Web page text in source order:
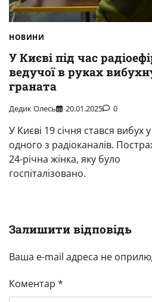
НОВИНИ
У Києві під час
ведучої в руках
граната
Дедик Олесь 20.01.2025 0
У Києві 19 січня стався вибух у
одного з радіоканалів.
24-річна жінка, яку було
госпіталізовано.
Залишити відповідь
Ваша e-mail адреса не
Коментар *